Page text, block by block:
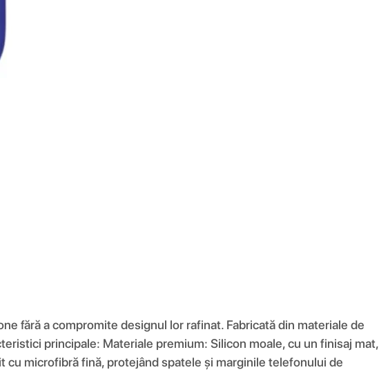
fără a compromite designul lor rafinat. Fabricată din materiale de
principale: Materiale premium: Silicon moale, cu un finisaj mat,
microfibră fină, protejând spatele și marginile telefonului de